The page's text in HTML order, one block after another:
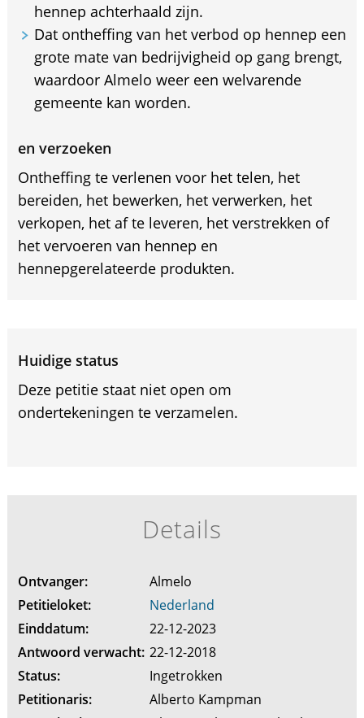
hennep achterhaald zijn.
Dat ontheffing van het verbod op hennep een
grote mate van bedrijvigheid op gang brengt,
waardoor Almelo weer een welvarende
gemeente kan worden.
en verzoeken
Ontheffing te verlenen voor het telen, het
bereiden, het bewerken, het verwerken, het
verkopen, het af te leveren, het verstrekken of
het vervoeren van hennep en
hennepgerelateerde produkten.
Huidige status
Deze petitie staat niet open om
ondertekeningen te verzamelen.
Details
Ontvanger:
Almelo
Petitieloket:
Nederland
Einddatum:
22-12-2023
Antwoord verwacht: 22-12-2018
Status:
Ingetrokken
Petitionaris:
Alberto Kampman